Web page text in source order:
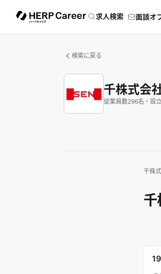
求人検索 面談オ
検索に戻る
千株式会
従業員数296名 ・ 設
千株
千